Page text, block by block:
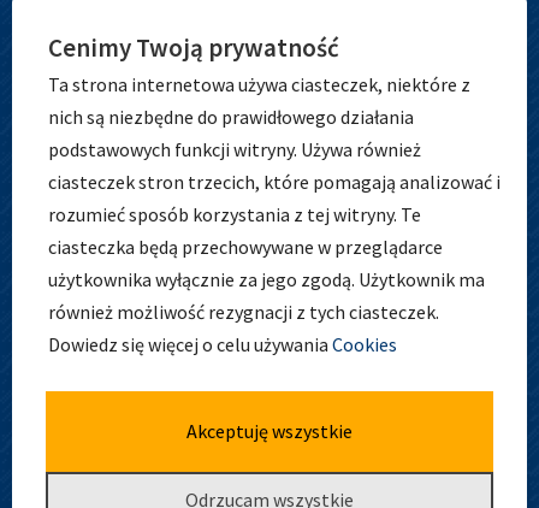
ADRES
Zespół Szkolno-Przedszkolny nr 5
ul. Osobowicka 127
51-004 Wrocław
tel. 71 798 44 28
Cenimy Twoją prywatność
Ta strona internetowa używa ciasteczek, niektóre z
nich są niezbędne do prawidłowego działania
podstawowych funkcji witryny. Używa również
ciasteczek stron trzecich, które pomagają analizować i
rozumieć sposób korzystania z tej witryny. Te
ciasteczka będą przechowywane w przeglądarce
użytkownika wyłącznie za jego zgodą. Użytkownik ma
również możliwość rezygnacji z tych ciasteczek.
Dowiedz się więcej o celu używania Cookies
Akceptuję wszystkie
Odrzucam wszystkie